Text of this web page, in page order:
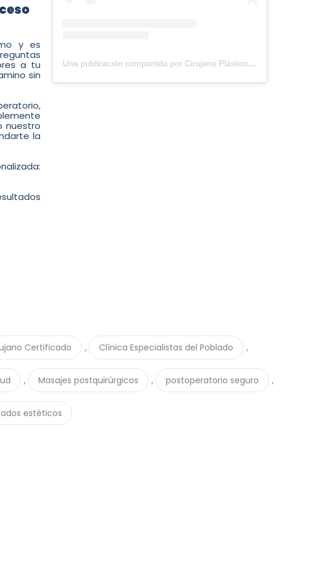
y es
a tu
sin
nuestro
la
Una publicación compartida por Cirujano Plástico Daniel Correa (@cirujanodanielcorrea)
Certificado , Clínica Especialistas del Poblado ,
, Masajes postquirúrgicos , postoperatorio seguro ,
estéticos